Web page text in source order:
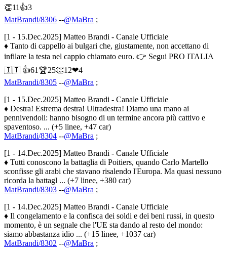
👏11👍3
MatBrandi/8306 --@MaBra ;
[1 - 15.Dec.2025] Matteo Brandi - Canale Ufficiale
♦ Tanto di cappello ai bulgari che, giustamente, non accettano di
infilare la testa nel cappio chiamato euro. 👉 Segui PRO ITALIA
🇮🇹 👍61🏆25👏12❤4
MatBrandi/8305 --@MaBra ;
[1 - 15.Dec.2025] Matteo Brandi - Canale Ufficiale
♦ Destra! Estrema destra! Ultradestra! Diamo una mano ai
pennivendoli: hanno bisogno di un termine ancora più cattivo e
spaventoso. ... (+5 linee, +47 car)
MatBrandi/8304 --@MaBra ;
[1 - 14.Dec.2025] Matteo Brandi - Canale Ufficiale
♦ Tutti conoscono la battaglia di Poitiers, quando Carlo Martello
sconfisse gli arabi che stavano risalendo l'Europa. Ma quasi nessuno
ricorda la battagl ... (+7 linee, +380 car)
MatBrandi/8303 --@MaBra ;
[1 - 14.Dec.2025] Matteo Brandi - Canale Ufficiale
♦ Il congelamento e la confisca dei soldi e dei beni russi, in questo
momento, è un segnale che l'UE sta dando al resto del mondo:
siamo abbastanza idio ... (+15 linee, +1037 car)
MatBrandi/8302 --@MaBra ;